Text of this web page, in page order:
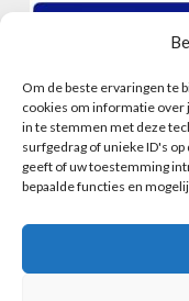
Om de beste ervaringen te
cookies om informatie over
in te stemmen met deze
surfgedrag of unieke ID's
geeft of uw toestemming
bepaalde functies en